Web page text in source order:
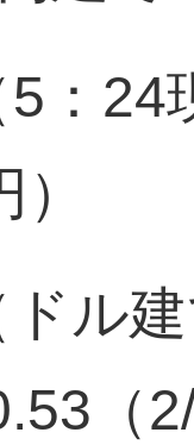
：24
ドル
（